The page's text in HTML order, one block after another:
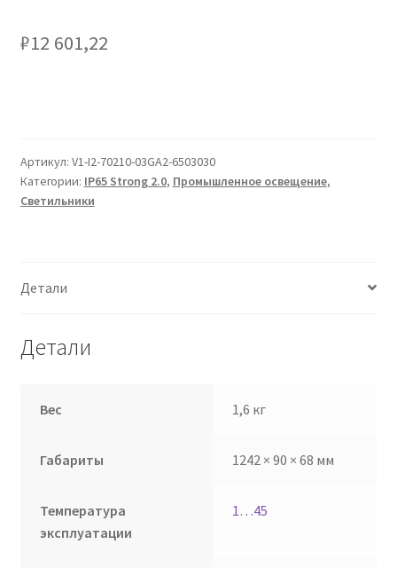
₽12 601,22
Артикул: V1-I2-70210-03GA2-6503030
Категории: IP65 Strong 2.0, Промышленное освещение,
Светильники
Детали
Детали
Вес 1,6 кг
Габариты 1242 × 90 × 68 мм
Температура
эксплуатации
1…45